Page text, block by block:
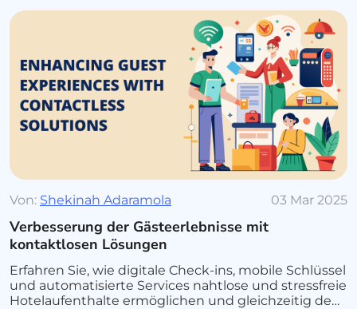
Von: Shekinah Adaramola 03 Mar 2025
Verbesserung der Gästeerlebnisse mit
kontaktlosen Lösungen
Erfahren Sie, wie digitale Check-ins, mobile Schlüssel
und automatisierte Services nahtlose und stressfreie
Hotelaufenthalte ermöglichen und gleichzeitig den